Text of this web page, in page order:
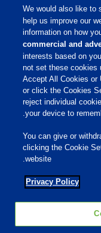
We would also like to
help us improve our
information on how
commercial and
interests based on
not set these cookies
Accept All Cookies or
or click the Cookies
reject individual
your device to
You can give or
clicking the Cookie
website.
Privacy Policy